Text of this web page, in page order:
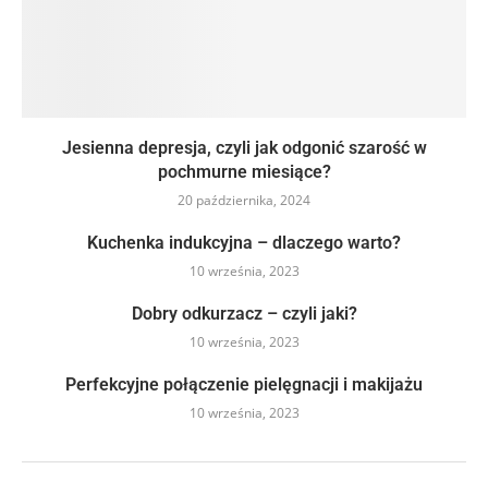
Jesienna depresja, czyli jak odgonić szarość w
pochmurne miesiące?
20 października, 2024
Kuchenka indukcyjna – dlaczego warto?
10 września, 2023
Dobry odkurzacz – czyli jaki?
10 września, 2023
Perfekcyjne połączenie pielęgnacji i makijażu
10 września, 2023